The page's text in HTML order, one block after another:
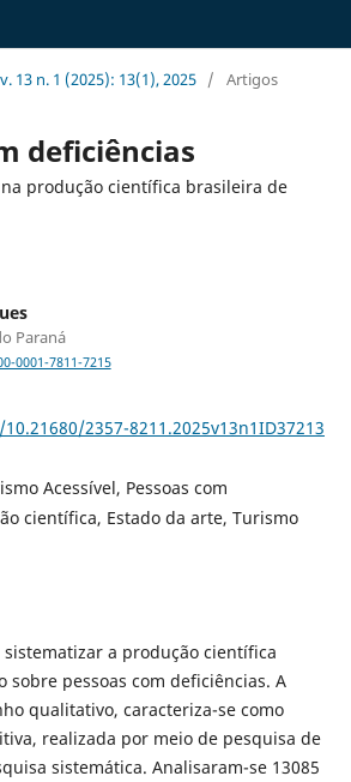
v. 13 n. 1 (2025): 13(1), 2025 / Artigos
deficiências
produção científica brasileira de
Paraná
0001-7811-7215
2357-8211.2025v13n1ID37213
Acessível, Pessoas com
científica, Estado da arte, Turismo
sistematizar a produção científica
pessoas com deficiências. A
qualitativo, caracteriza-se como
realizada por meio de pesquisa de
sistemática. Analisaram-se 13085